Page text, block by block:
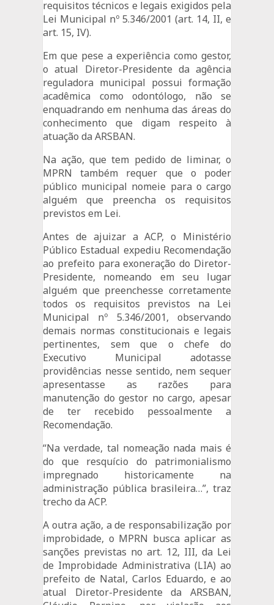
requisitos técnicos e legais exigidos pela
Lei Municipal nº 5.346/2001 (art. 14, II, e
art. 15, IV).
Em que pese a experiência como gestor,
o atual Diretor-Presidente da agência
reguladora municipal possui formação
acadêmica como odontólogo, não se
enquadrando em nenhuma das áreas do
conhecimento que digam respeito à
atuação da ARSBAN.
Na ação, que tem pedido de liminar, o
MPRN também requer que o poder
público municipal nomeie para o cargo
alguém que preencha os requisitos
previstos em Lei.
Antes de ajuizar a ACP, o Ministério
Público Estadual expediu Recomendação
ao prefeito para exoneração do Diretor-
Presidente, nomeando em seu lugar
alguém que preenchesse corretamente
todos os requisitos previstos na Lei
Municipal nº 5.346/2001, observando
demais normas constitucionais e legais
pertinentes, sem que o chefe do
Executivo Municipal adotasse
providências nesse sentido, nem sequer
apresentasse as razões para
manutenção do gestor no cargo, apesar
de ter recebido pessoalmente a
Recomendação.
“Na verdade, tal nomeação nada mais é
do que resquício do patrimonialismo
impregnado historicamente na
administração pública brasileira…”, traz
trecho da ACP.
A outra ação, a de responsabilização por
improbidade, o MPRN busca aplicar as
sanções previstas no art. 12, III, da Lei
de Improbidade Administrativa (LIA) ao
prefeito de Natal, Carlos Eduardo, e ao
atual Diretor-Presidente da ARSBAN,